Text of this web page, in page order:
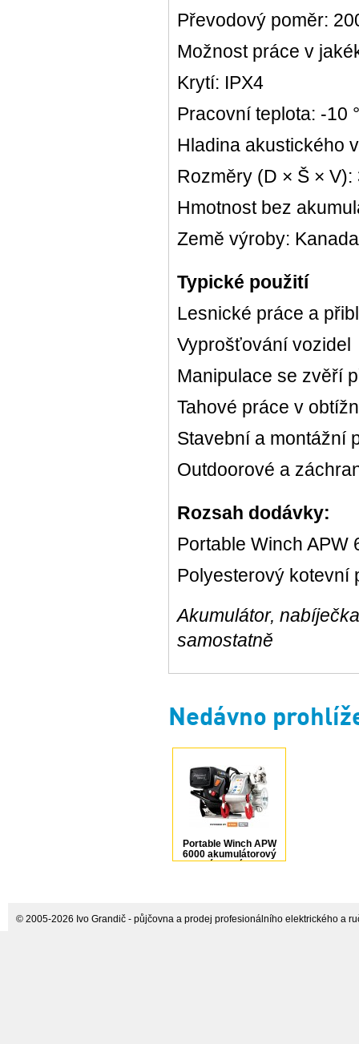
Převodový poměr:
Možnost práce v
Krytí: IPX4
Pracovní teplota: -10
Hladina akustického
Rozměry (D × Š ×
Hmotnost bez
Země výroby: Kanada
Typické použití
Lesnické práce a
Vyprošťování vozidel
Manipulace se zvěří
Tahové práce v
Stavební a montážní
Outdoorové a
Rozsah dodávky:
Portable Winch APW
Polyesterový kotevní
Akumulátor,
samostatně
Nedávno
Portable Winch APW
6000 akumulátorový
lanový naviják 3 kW,
© 2005-2026 Ivo Grandič - půjčovna a prodej profesionálního elektrického a